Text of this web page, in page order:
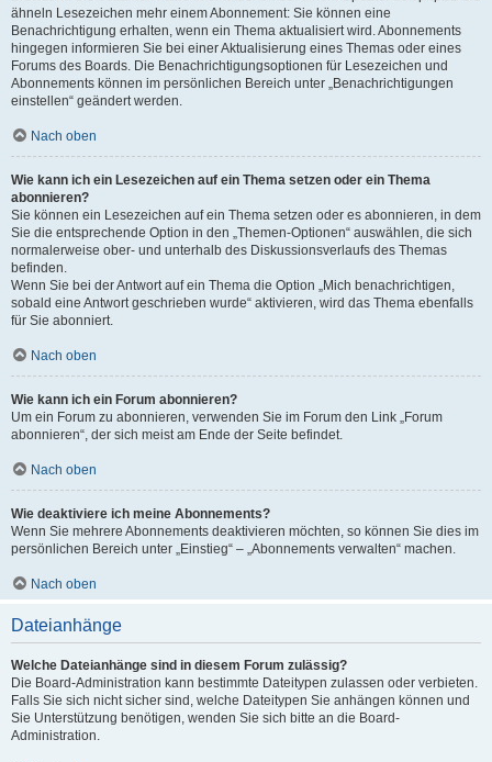
ähneln Lesezeichen mehr einem Abonnement: Sie können eine
Benachrichtigung erhalten, wenn ein Thema aktualisiert wird. Abonnements
hingegen informieren Sie bei einer Aktualisierung eines Themas oder eines
Forums des Boards. Die Benachrichtigungsoptionen für Lesezeichen und
Abonnements können im persönlichen Bereich unter „Benachrichtigungen
einstellen“ geändert werden.
Nach oben
Wie kann ich ein Lesezeichen auf ein Thema setzen oder ein Thema
abonnieren?
Sie können ein Lesezeichen auf ein Thema setzen oder es abonnieren, in dem
Sie die entsprechende Option in den „Themen-Optionen“ auswählen, die sich
normalerweise ober- und unterhalb des Diskussionsverlaufs des Themas
befinden.
Wenn Sie bei der Antwort auf ein Thema die Option „Mich benachrichtigen,
sobald eine Antwort geschrieben wurde“ aktivieren, wird das Thema ebenfalls
für Sie abonniert.
Nach oben
Wie kann ich ein Forum abonnieren?
Um ein Forum zu abonnieren, verwenden Sie im Forum den Link „Forum
abonnieren“, der sich meist am Ende der Seite befindet.
Nach oben
Wie deaktiviere ich meine Abonnements?
Wenn Sie mehrere Abonnements deaktivieren möchten, so können Sie dies im
persönlichen Bereich unter „Einstieg“ – „Abonnements verwalten“ machen.
Nach oben
Dateianhänge
Welche Dateianhänge sind in diesem Forum zulässig?
Die Board-Administration kann bestimmte Dateitypen zulassen oder verbieten.
Falls Sie sich nicht sicher sind, welche Dateitypen Sie anhängen können und
Sie Unterstützung benötigen, wenden Sie sich bitte an die Board-
Administration.